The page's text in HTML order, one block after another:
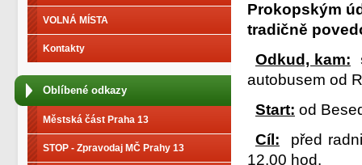
VOLNÁ MÍSTA
Kontakty
Oblíbené odkazy
Městská část Praha 13
STOP - Zpravodaj MČ Prahy 13
Prokopským
tradičně
Odkud, kam:
autobusem od
Start: od
Cíl:
před
12.00 hod.